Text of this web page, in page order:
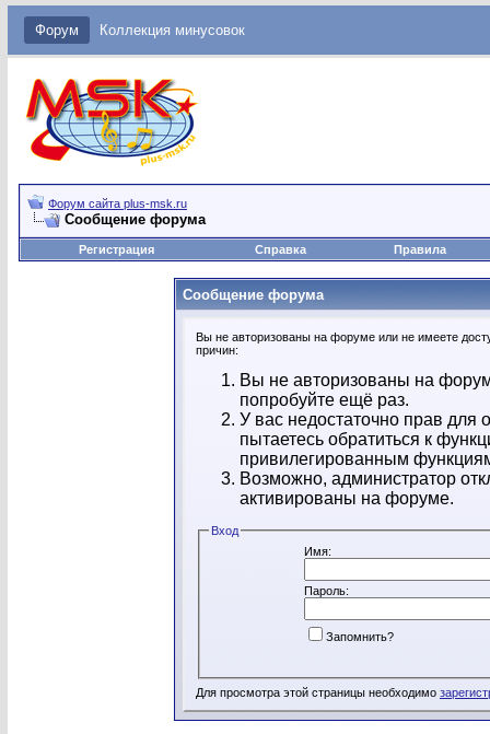
Форум Коллекция минусовок
Форум сайта plus-msk.ru
Сообщение форума
Регистрация Справка Правила
Сообщение форума
Вы не авторизованы на форуме или не имеете
причин:
Вы не авторизованы на
попробуйте ещё раз.
У вас недостаточно прав
пытаетесь обратиться к
привилегированным
Возможно, администратор
активированы на форуме.
Вход
Имя:
Пароль:
Запомнить?
Для просмотра этой страницы необходимо